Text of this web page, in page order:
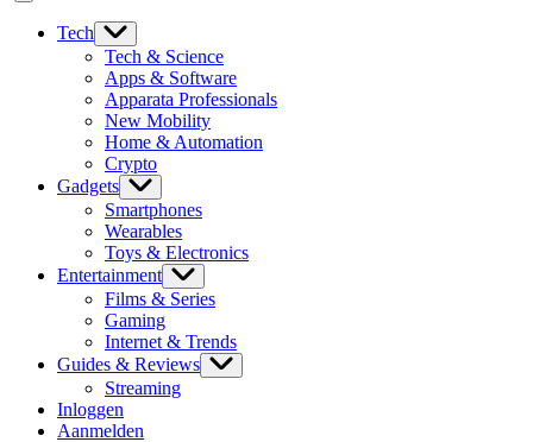
Tech
Tech & Science
Apps & Software
Apparata Professionals
New Mobility
Home & Automation
Crypto
Gadgets
Smartphones
Wearables
Toys & Electronics
Entertainment
Films & Series
Gaming
Internet & Trends
Guides & Reviews
Streaming
Inloggen
Aanmelden